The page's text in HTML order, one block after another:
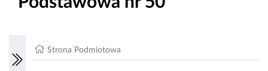
Strona Podmiotowa